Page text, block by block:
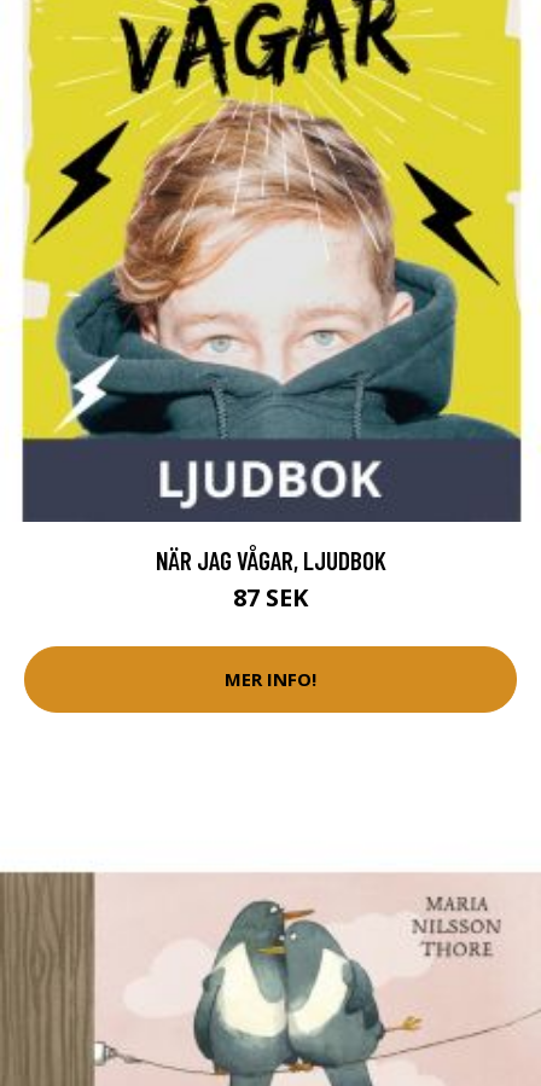
NÄR JAG VÅGAR, LJUDBOK
87 SEK
MER INFO!